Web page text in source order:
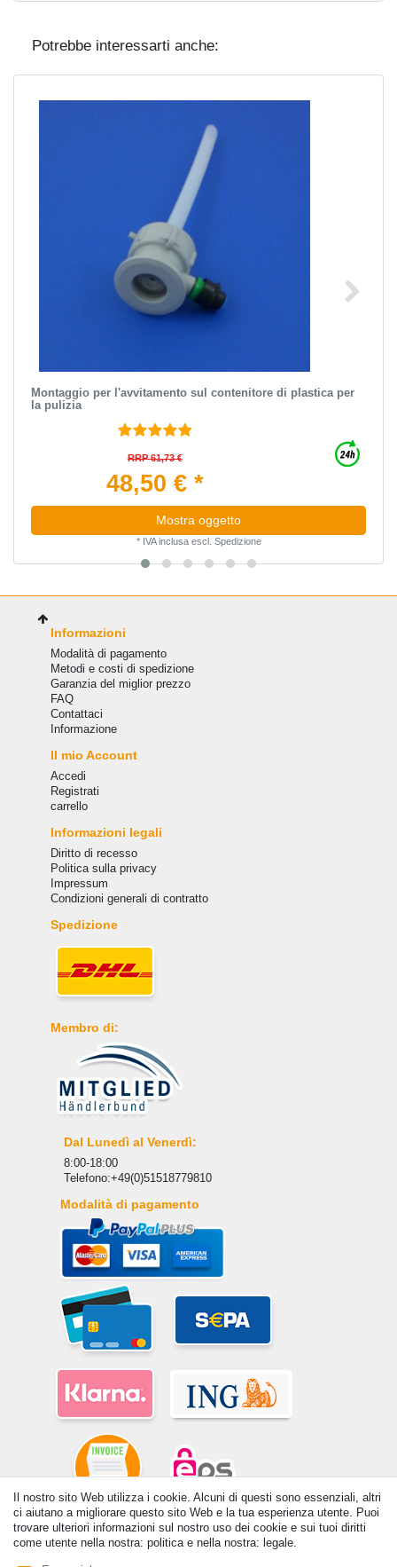
Potrebbe interessarti anche:
Montaggio per l'avvitamento sul contenitore di plastica per
la pulizia
RRP 61,73 €
48,50 € *
Mostra oggetto
* IVA inclusaescl. Spedizione
Il nostro sito Web utilizza i cookie. Alcuni di questi sono essenziali, altri
ci aiutano a migliorare questo sito Web e la tua esperienza utente. Puoi
trovare ulteriori informazioni sul nostro uso dei cookie e sui tuoi diritti
come utente nella nostra: politica e nella nostra: legale.
Informazioni
Modalità di pagamento
Metodi e costi di spedizione
Garanzia del miglior prezzo
FAQ
Сontattaci
Informazione
Il mio Account
Accedi
Registrati
carrello
Informazioni legali
Diritto di recesso
Politica sulla privacy
Impressum
Condizioni generali di contratto
Spedizione
Membro di:
Dal Lunedì al Venerdì:
8:00-18:00
Telefono:+49(0)51518779810
Modalità di pagamento
© Copyright 2026 | Tutti i diritti riservati. - Tutti i diritti riservati. Prezzi
incl. 19% di imposta sul valore aggiunto | prezzi base vedi dettaglio